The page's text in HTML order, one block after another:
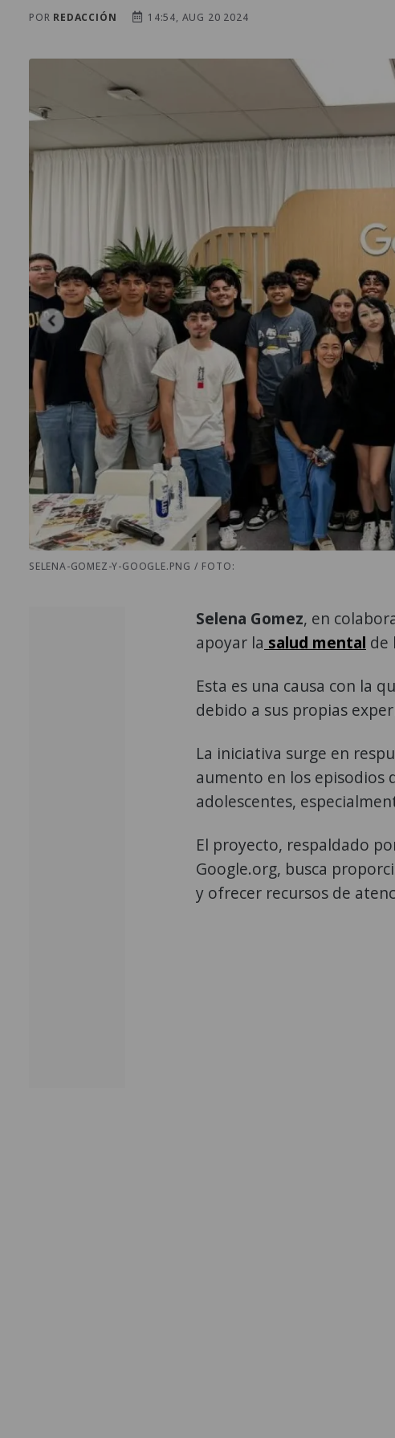
POR REDACCIÓN 14:54, AUG 20 2024
SELENA-GOMEZ-Y-GOOGLE.PNG / FOTO:
Selena Gomez, en
apoyar la salud mental de
Esta es una causa con la
debido a sus propias
La iniciativa surge en
aumento en los episodios
adolescentes,
El proyecto, respaldado
Google.org, busca
y ofrecer recursos de